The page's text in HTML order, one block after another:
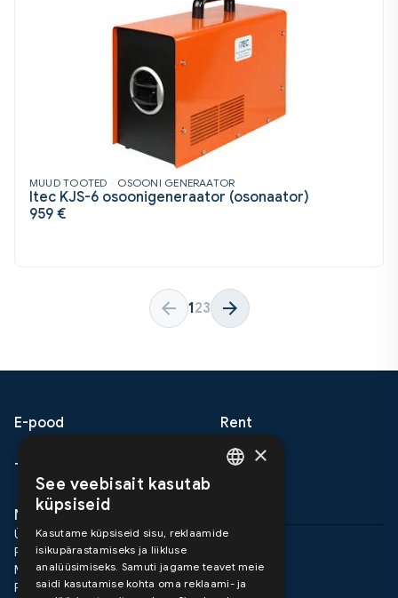
MUUD TOOTED OSOONI GENERAATOR
Itec KJS-6 osoonigeneraator (osonaator)
959 €
123
E-pood Rent
Teenused Meist
Nõuanded
Üldtingimused
Pretensioonid ja garantii
Müügitingimused
Privaatsus poliitika
×
See veebisait kasutab
küpsiseid
Kasutame küpsiseid sisu, reklaamide
isikupärastamiseks ja liikluse
analüüsimiseks. Samuti jagame teavet meie
saidi kasutamise kohta oma reklaami- ja